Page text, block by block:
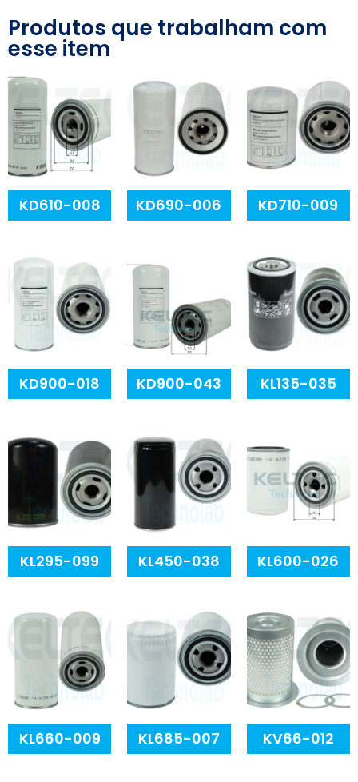
Produtos que trabalham com
esse item
KD610-008 KD690-006 KD710-009
KD900-018 KD900-043 KL135-035
KL295-099 KL450-038 KL600-026
KL660-009 KL685-007 KV66-012